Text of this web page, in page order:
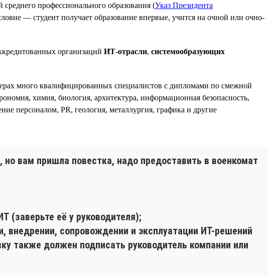
профессионального образования (Указ Президента
— студент получает образование впервые, учится на очной или очно-
организаций ИТ-отрасли, системообразующих
много квалифицированных специалистов с дипломами по смежной
химия, биология, архитектура, информационная безопасность,
персоналом, PR, геология, металлургия, графика и другие
вам пришла повестка, надо предоставить в военкомат
(заверьте её у руководителя);
внедрении, сопровождении и эксплуатации ИТ-решений
также должен подписать руководитель компании или